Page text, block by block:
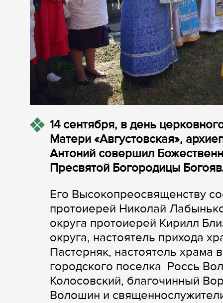
14 сентября, в день
Матери «Августовская»,
Антоний совершил
Пресвятой Богородицы
Его Высокопреосвященству
протоиерей Николай
округа протоиерей Кирилл
округа, настоятель прихода
Пастерняк, настоятель
городского поселка Россь
Колосовский, благочинный
Волошин и